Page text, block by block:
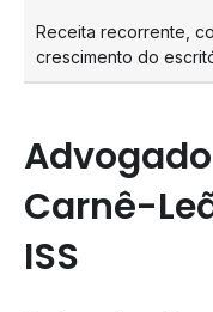
Receita recorrente,
crescimento do
Carnê-
ISS